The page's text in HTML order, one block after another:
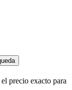
precio exacto para